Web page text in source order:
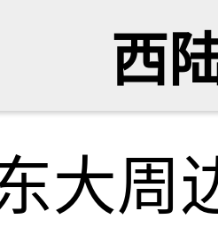
西
大周